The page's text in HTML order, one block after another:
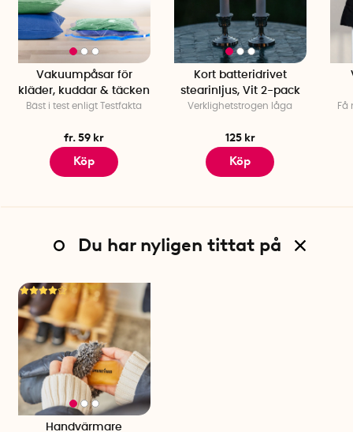
Vakuumpåsar för
kläder, kuddar & täcken
Bäst i test enligt Testfakta
fr. 59 kr
Köp
Kort batteridrivet
stearinljus, Vit 2-pack
Verklighetstrogen låga
125 kr
Köp
Få
Du har nyligen tittat på
Handvärmare